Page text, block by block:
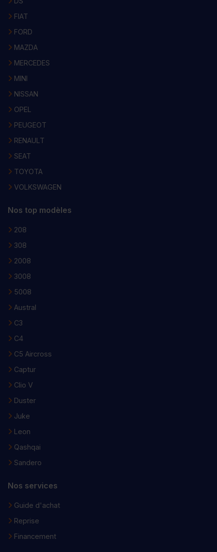
FIAT
FORD
MAZDA
MERCEDES
MINI
NISSAN
OPEL
PEUGEOT
RENAULT
SEAT
TOYOTA
VOLKSWAGEN
Nos top modèles
208
308
2008
3008
5008
Austral
C3
C4
C5 Aircross
Captur
Clio V
Duster
Juke
Leon
Qashqai
Sandero
Nos services
Guide d'achat
Reprise
Financement